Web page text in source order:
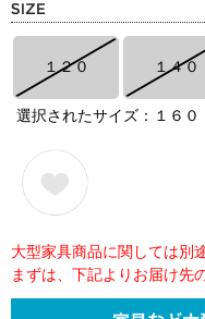
１２０ １４０
選択されたサイズ：１６０
大型家具商品に関しては別
まずは、下記よりお届け先